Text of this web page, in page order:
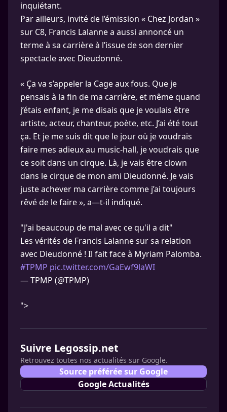
inquiétant.
Par ailleurs, invité de l’émission « Chez Jordan »
sur C8, Francis Lalanne a aussi annoncé un
terme à sa carrière à l’issue de son dernier
spectacle avec Dieudonné.
« Ça va s’appeler la Cage aux fous. Que je
pensais à la fin de ma carrière, et même quand
j’étais enfant, je me disais que je voulais être
artiste, acteur, chanteur, poète, etc. J’ai été tout
ça. Et je me suis dit que le jour où je voudrais
faire mes adieux au music-hall, je voudrais que
ce soit dans un cirque. Là, je vais être clown
dans le cirque de mon ami Dieudonné. Je vais
juste achever ma carrière comme j’ai toujours
rêvé de le faire », a—t-il indiqué.
"J'ai beaucoup de mal avec ce qu'il a dit"
Les vérités de Francis Lalanne sur sa relation
avec Dieudonné ! Il fait face à Myriam Palomba.
#TPMP pic.twitter.com/GaEwf9laWI
— TPMP (@TPMP)
">
Suivre Legossip.net
Retrouvez toutes nos actualités sur Google.
Source préférée sur Google
Google Actualités